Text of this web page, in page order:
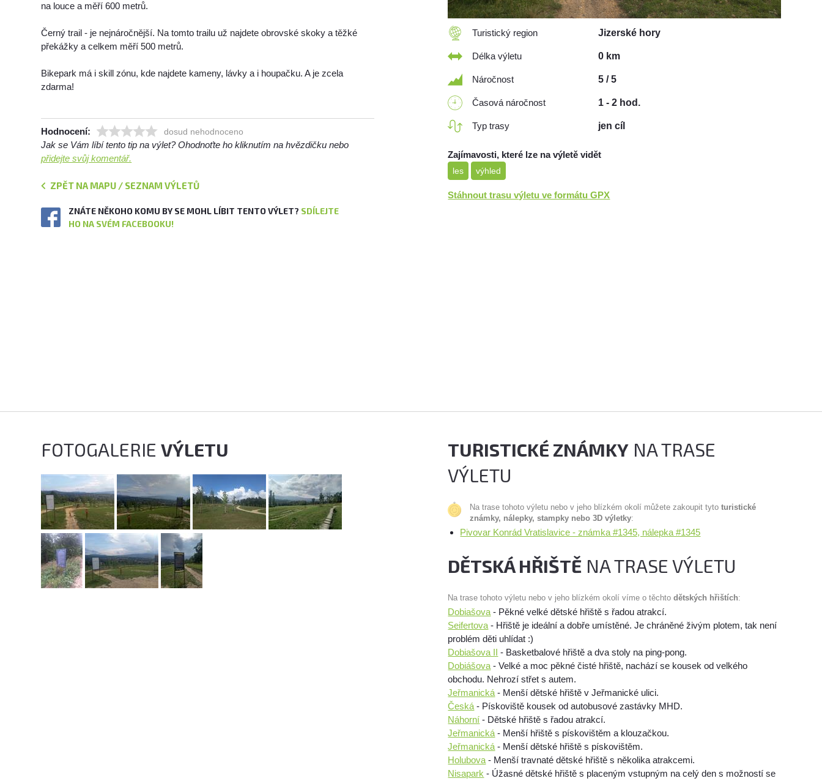
na louce a měří 600 metrů.
Černý trail - je nejnáročnější. Na tomto trailu už najdete obrovské skoky a těžké
překážky a celkem měří 500 metrů.
Bikepark má i skill zónu, kde najdete kameny, lávky a i houpačku. A je zcela
zdarma!
Hodnocení: dosud nehodnoceno
Jak se Vám líbí tento tip na výlet? Ohodnoťte ho kliknutím na hvězdičku nebo
přidejte svůj komentář.
ZPĚT NA MAPU / SEZNAM VÝLETŮ
ZNÁTE NĚKOHO KOMU BY SE MOHL LÍBIT TENTO VÝLET? SDÍLEJTE
HO NA SVÉM FACEBOOKU!
Turistický region Jizerské hory
Délka výletu 0 km
Náročnost 5 / 5
Časová náročnost 1 - 2 hod.
Typ trasy jen cíl
Zajímavosti, které lze na výletě vidět
les výhled
Stáhnout trasu výletu ve formátu GPX
FOTOGALERIEVÝLETU TURISTICKÉ ZNÁMKY NA TRASE
VÝLETU
Na trase tohoto výletu nebo v jeho blízkém okolí můžete zakoupit tytoturistické
známky, nálepky, stampky nebo 3D výletky:
Pivovar Konrád Vratislavice - známka #1345, nálepka #1345
DĚTSKÁ HŘIŠTĚ NA TRASE VÝLETU
Na trase tohoto výletu nebo v jeho blízkém okolí víme o těchtodětských hřištích:
Dobiašova - Pěkné velké dětské hřiště s řadou atrakcí.
Seifertova - Hřiště je ideální a dobře umístěné. Je chráněné živým plotem, tak není
problém děti uhlídat :)
Dobiašova II - Basketbalové hřiště a dva stoly na ping-pong.
Dobiášova - Velké a moc pěkné čisté hřiště, nachází se kousek od velkého
obchodu. Nehrozí střet s autem.
Jeřmanická - Menší dětské hřiště v Jeřmanické ulici.
Česká - Pískoviště kousek od autobusové zastávky MHD.
Náhorní - Dětské hřiště s řadou atrakcí.
Jeřmanická - Menší hřiště s pískovištěm a klouzačkou.
Jeřmanická - Menší dětské hřiště s pískovištěm.
Holubova - Menší travnaté dětské hřiště s několika atrakcemi.
Nisapark - Úžasné dětské hřiště s placeným vstupným na celý den s možností se